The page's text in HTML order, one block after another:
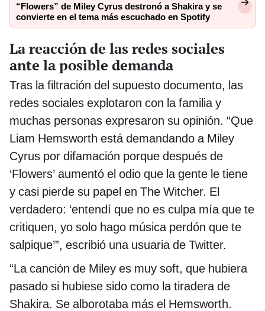
“Flowers” de Miley Cyrus destronó a Shakira y se
convierte en el tema más escuchado en Spotify
La reacción de las redes sociales
ante la posible demanda
Tras la filtración del supuesto documento, las
redes sociales explotaron con la familia y
muchas personas expresaron su opinión. “Que
Liam Hemsworth está demandando a Miley
Cyrus por difamación porque después de
‘Flowers’ aumentó el odio que la gente le tiene
y casi pierde su papel en The Witcher. El
verdadero: ‘entendí que no es culpa mía que te
critiquen, yo solo hago música perdón que te
salpique’”, escribió una usuaria de Twitter.
“La canción de Miley es muy soft, que hubiera
pasado si hubiese sido como la tiradera de
Shakira. Se alborotaba más el Hemsworth.